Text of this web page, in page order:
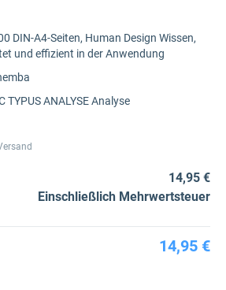
DIN-A4-Seiten, Human Design Wissen,
und effizient in der Anwendung
TYPUS ANALYSE Analyse
14,95 €
Einschließlich Mehrwertsteuer
14,95 €